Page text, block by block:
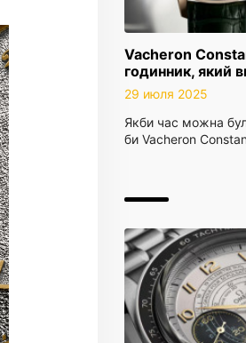
Vacheron
годинник, який
29 июля 2025
Якби час можна
би Vacheron